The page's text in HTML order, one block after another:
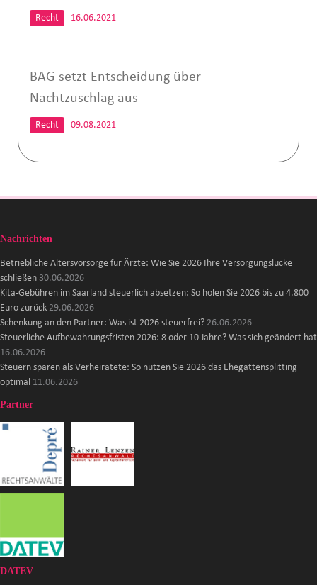
Recht 16.06.2021
BAG setzt Entscheidung über
Nachtzuschlag aus
Recht 09.08.2021
Nachrichten
Betriebliche Altersvorsorge für Ärzte: Wie Sie 2026 Ihre Versorgungslücke
schließen 30.06.2026
Kita-Gebühren im Saarland steuerlich absetzen: So holen Sie 2026 bis zu 4.800
Euro zurück 29.06.2026
Schenkung an den Partner: Was ist 2026 steuerfrei? 26.06.2026
Steuerliche Aufbewahrungsfristen 2026: 8 oder 10 Jahre? Was sich geändert hat
16.06.2026
Steuern sparen als Verheiratete: So nutzen Sie 2026 das Ehegattensplitting
optimal 11.06.2026
Partner
DATEV